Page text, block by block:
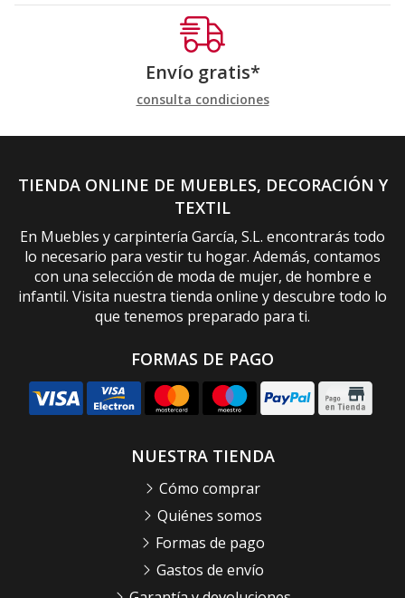
Envío gratis*
consulta condiciones
TIENDA ONLINE DE MUEBLES, DECORACIÓN Y
TEXTIL
En Muebles y carpintería García, S.L. encontrarás todo
lo necesario para vestir tu hogar. Además, contamos
con una selección de moda de mujer, de hombre e
infantil. Visita nuestra tienda online y descubre todo lo
que tenemos preparado para ti.
FORMAS DE PAGO
NUESTRA TIENDA
Cómo comprar
Quiénes somos
Formas de pago
Gastos de envío